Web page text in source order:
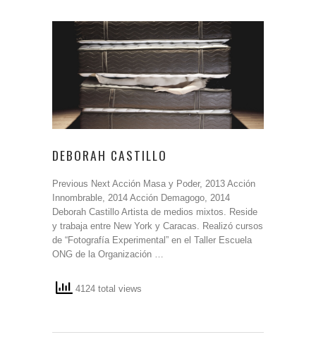
DEBORAH CASTILLO
Previous Next Acción Masa y Poder, 2013 Acción
Innombrable, 2014 Acción Demagogo, 2014
Deborah Castillo Artista de medios mixtos. Reside
y trabaja entre New York y Caracas. Realizó cursos
de “Fotografía Experimental” en el Taller Escuela
ONG de la Organización …
4124 total views